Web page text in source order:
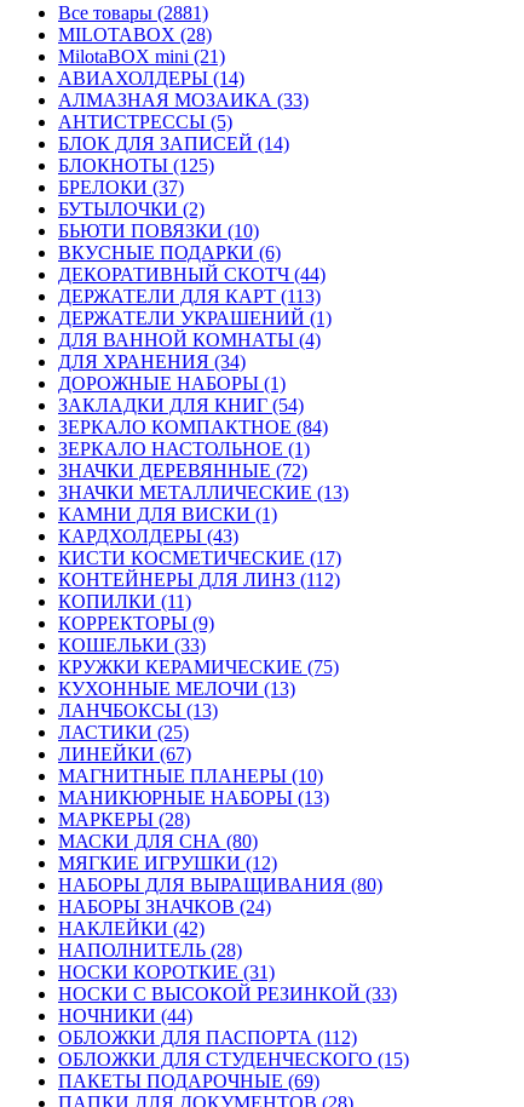
Все товары (2881)
MILOTABOX (28)
MilotaBOX mini (21)
АВИАХОЛДЕРЫ (14)
АЛМАЗНАЯ МОЗАИКА (33)
АНТИСТРЕССЫ (5)
БЛОК ДЛЯ ЗАПИСЕЙ (14)
БЛОКНОТЫ (125)
БРЕЛОКИ (37)
БУТЫЛОЧКИ (2)
БЬЮТИ ПОВЯЗКИ (10)
ВКУСНЫЕ ПОДАРКИ (6)
ДЕКОРАТИВНЫЙ СКОТЧ (44)
ДЕРЖАТЕЛИ ДЛЯ КАРТ (113)
ДЕРЖАТЕЛИ УКРАШЕНИЙ (1)
ДЛЯ ВАННОЙ КОМНАТЫ (4)
ДЛЯ ХРАНЕНИЯ (34)
ДОРОЖНЫЕ НАБОРЫ (1)
ЗАКЛАДКИ ДЛЯ КНИГ (54)
ЗЕРКАЛО КОМПАКТНОЕ (84)
ЗЕРКАЛО НАСТОЛЬНОЕ (1)
ЗНАЧКИ ДЕРЕВЯННЫЕ (72)
ЗНАЧКИ МЕТАЛЛИЧЕСКИЕ (13)
КАМНИ ДЛЯ ВИСКИ (1)
КАРДХОЛДЕРЫ (43)
КИСТИ КОСМЕТИЧЕСКИЕ (17)
КОНТЕЙНЕРЫ ДЛЯ ЛИНЗ (112)
КОПИЛКИ (11)
КОРРЕКТОРЫ (9)
КОШЕЛЬКИ (33)
КРУЖКИ КЕРАМИЧЕСКИЕ (75)
КУХОННЫЕ МЕЛОЧИ (13)
ЛАНЧБОКСЫ (13)
ЛАСТИКИ (25)
ЛИНЕЙКИ (67)
МАГНИТНЫЕ ПЛАНЕРЫ (10)
МАНИКЮРНЫЕ НАБОРЫ (13)
МАРКЕРЫ (28)
МАСКИ ДЛЯ СНА (80)
МЯГКИЕ ИГРУШКИ (12)
НАБОРЫ ДЛЯ ВЫРАЩИВАНИЯ (80)
НАБОРЫ ЗНАЧКОВ (24)
НАКЛЕЙКИ (42)
НАПОЛНИТЕЛЬ (28)
НОСКИ КОРОТКИЕ (31)
НОСКИ С ВЫСОКОЙ РЕЗИНКОЙ (33)
НОЧНИКИ (44)
ОБЛОЖКИ ДЛЯ ПАСПОРТА (112)
ОБЛОЖКИ ДЛЯ СТУДЕНЧЕСКОГО (15)
ПАКЕТЫ ПОДАРОЧНЫЕ (69)
ПАПКИ ДЛЯ ДОКУМЕНТОВ (28)